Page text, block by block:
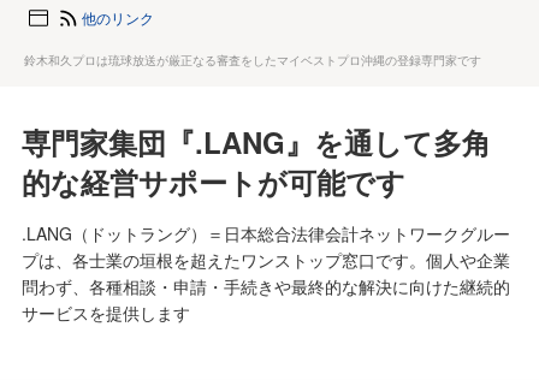
他のリンク
鈴木和久プロは琉球放送が厳正なる審査をしたマイベストプロ沖縄の登録専門家です
専門家集団『.LANG』を通して多角
的な経営サポートが可能です
.LANG（ドットラング）＝日本総合法律会計ネットワークグルー
プは、各士業の垣根を超えたワンストップ窓口です。個人や企業
問わず、各種相談・申請・手続きや最終的な解決に向けた継続的
サービスを提供します